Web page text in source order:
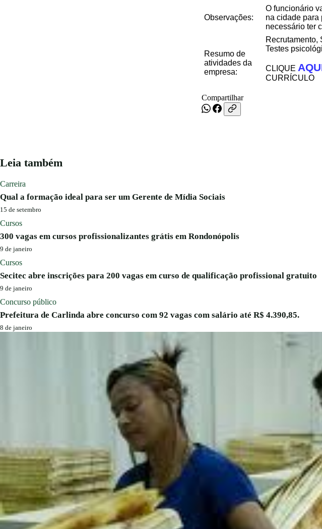
Observações:
O funcionário
na cidade para
necessário ter
Resumo de
atividades da
empresa:
Recrutamento,
Testes
CLIQUE
CURRÍCULO
Compartilhar
Leia também
Carreira
Qual a formação ideal para ser um Gerente de Mídia Sociais
15 de setembro
Cursos
300 vagas em cursos profissionalizantes grátis em Rondonópolis
9 de janeiro
Cursos
Secitec abre inscrições para 200 vagas em curso de qualificação profissional gratuito
9 de janeiro
Concurso público
Prefeitura de Carlinda abre concurso com 92 vagas com salário até R$ 4.390,85.
8 de janeiro